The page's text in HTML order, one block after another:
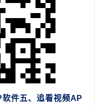
软件五、追看视频AP